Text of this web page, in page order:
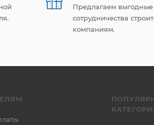
Предлагаем выгодные
сотрудничества
компаниям.